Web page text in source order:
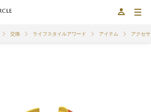
交換 ライフスタイルアワード アイテム アクセ